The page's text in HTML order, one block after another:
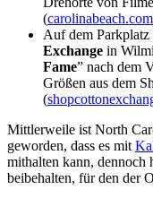
(carolinabeach.com
Auf dem Parkplatz
Exchange in
Fame” nach dem
Größen aus dem
(
Mittlerweile ist North
geworden, dass es mit
mithalten kann, dennoch
beibehalten, für den der